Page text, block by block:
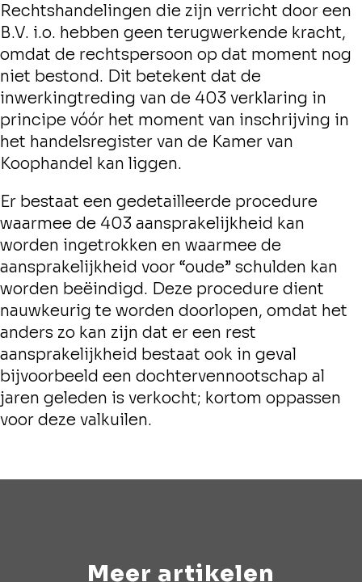
Rechtshandelingen die zijn verricht door een
B.V. i.o. hebben geen terugwerkende kracht,
omdat de rechtspersoon op dat moment nog
niet bestond. Dit betekent dat de
inwerkingtreding van de 403 verklaring in
principe vóór het moment van inschrijving in
het handelsregister van de Kamer van
Koophandel kan liggen.
Er bestaat een gedetailleerde procedure
waarmee de 403 aansprakelijkheid kan
worden ingetrokken en waarmee de
aansprakelijkheid voor “oude” schulden kan
worden beëindigd. Deze procedure dient
nauwkeurig te worden doorlopen, omdat het
anders zo kan zijn dat er een rest
aansprakelijkheid bestaat ook in geval
bijvoorbeeld een dochtervennootschap al
jaren geleden is verkocht; kortom oppassen
voor deze valkuilen.
Meer artikelen